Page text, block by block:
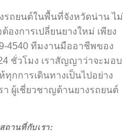
ถยนต์ในพื้นที่จังหวัดน่าน ไม่
องการเปลี่ยนยางใหม่ เพียง
4540 ทีมงานมืออาชีพของ
ชั่วโมง เราสัญญาว่าจะมอบ
กการเดินทางเป็นไปอย่าง
า ผู้เชี่ยวชาญด้านยางรถยนต์
ถานที่กับเรา: